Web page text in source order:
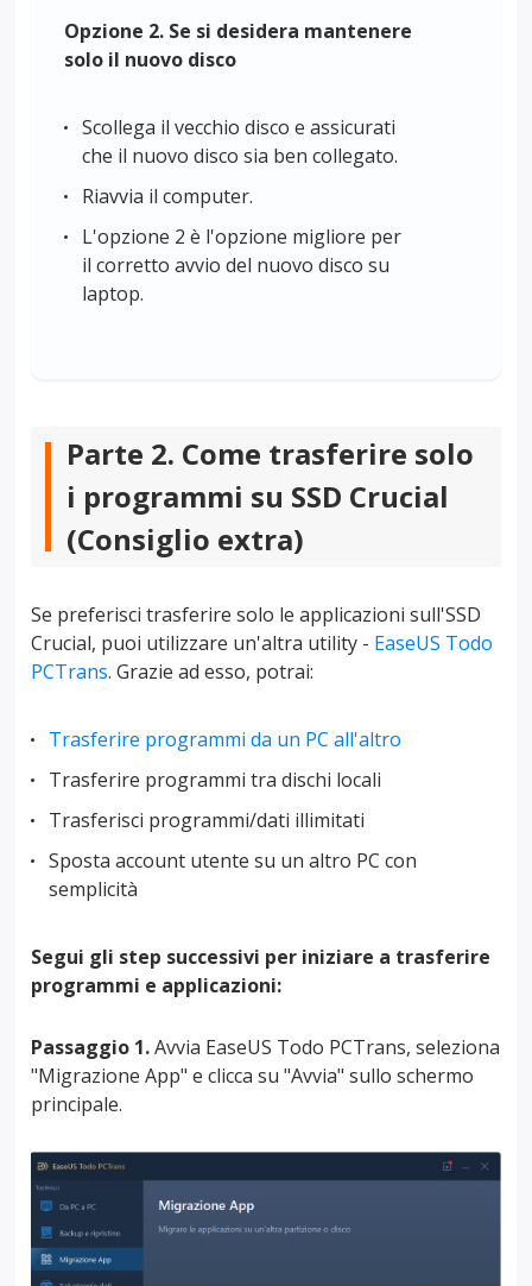
Opzione 2. Se si desidera mantenere
solo il nuovo disco
Scollega il vecchio disco e assicurati
che il nuovo disco sia ben collegato.
Riavvia il computer.
L'opzione 2 è l'opzione migliore per
il corretto avvio del nuovo disco su
laptop.
Parte 2. Come trasferire solo
i programmi su SSD Crucial
(Consiglio extra)
Se preferisci trasferire solo le applicazioni sull'SSD
Crucial, puoi utilizzare un'altra utility - EaseUS Todo
PCTrans. Grazie ad esso, potrai:
Trasferire programmi da un PC all'altro
Trasferire programmi tra dischi locali
Trasferisci programmi/dati illimitati
Sposta account utente su un altro PC con
semplicità
Segui gli step successivi per iniziare a trasferire
programmi e applicazioni:
Passaggio 1.Avvia EaseUS Todo PCTrans, seleziona
"Migrazione App" e clicca su "Avvia" sullo schermo
principale.